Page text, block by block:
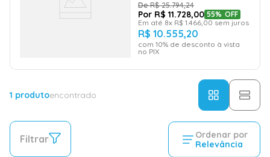
R$ 25.794,24
R$ 11.728,00 55% OFF
Em até 8x R$ 1.466,00 sem juros
R$ 10.555,20
com 10% de desconto à vista
no PIX
1 produtoencontrado
Filtrar
Ordenar por
Relevância
midea